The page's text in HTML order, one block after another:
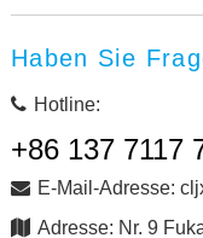
Haben Sie
Hotline:
+86 137 7117
E-Mail-Adresse:
Adresse: Nr. 9